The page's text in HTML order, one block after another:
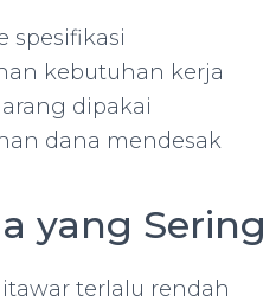
spesifikasi
kebutuhan kerja
dipakai
dana mendesak
yang
terlalu rendah